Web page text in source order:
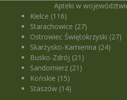
Apteki w
Kielce (116)
Starachowice (27)
Ostrowiec Świętokrzyski (27)
Skarżysko-Kamienna (24)
Busko-Zdrój (21)
Sandomierz (21)
Końskie (15)
Staszów (14)